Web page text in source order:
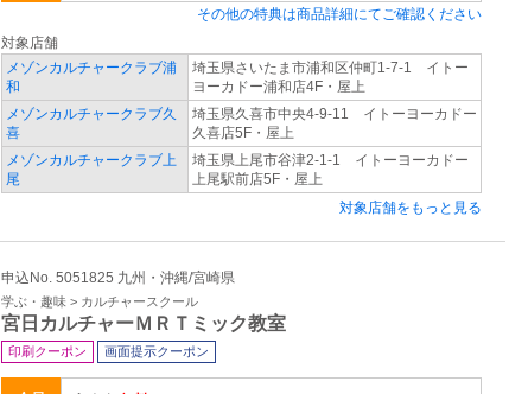
その他の特典は商品詳細にてご確認ください
対象店舗
メゾンカルチャークラブ浦
和
埼玉県さいたま市浦和区仲町1-7-1 イトー
ヨーカドー浦和店4F・屋上
メゾンカルチャークラブ久
喜
埼玉県久喜市中央4-9-11 イトーヨーカドー
久喜店5F・屋上
メゾンカルチャークラブ上
尾
埼玉県上尾市谷津2-1-1 イトーヨーカドー
上尾駅前店5F・屋上
対象店舗をもっと見る
申込No. 5051825 九州・沖縄/宮崎県
学ぶ・趣味 > カルチャースクール
宮日カルチャーＭＲＴミック教室
印刷クーポン 画面提示クーポン